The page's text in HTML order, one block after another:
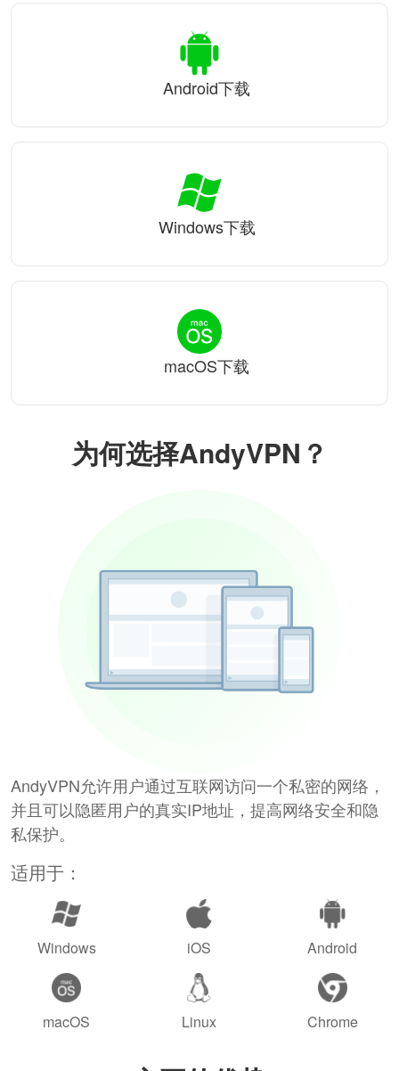
为何选择AndyVPN？
AndyVPN允许用户通过互联网访问一个私密的网络，
并且可以隐匿用户的真实IP地址，提高网络安全和隐
私保护。
适用于：
Windows iOS Android
macOS Linux Chrome
Android下载
Windows下载
macOS下载